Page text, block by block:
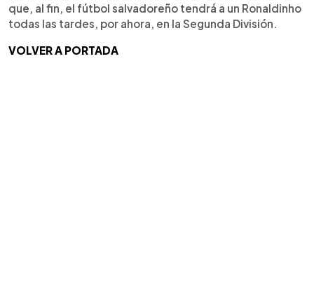
que, al fin, el fútbol salvadoreño tendrá a un Ronaldinho
todas las tardes, por ahora, en la Segunda División.
VOLVER A PORTADA